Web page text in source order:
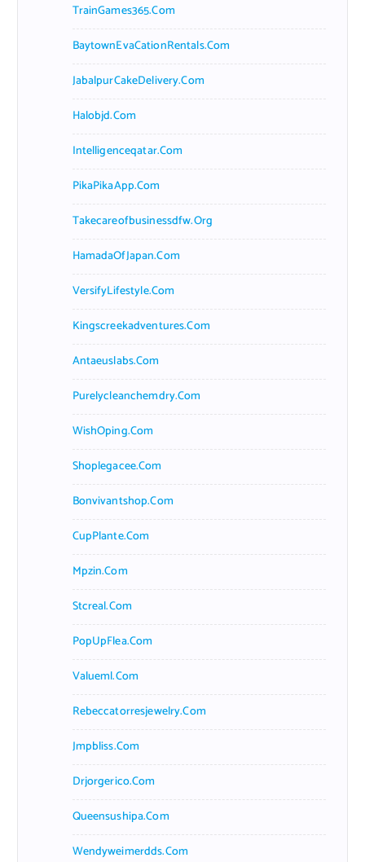
TrainGames365.com
BaytownEvaCationRentals.com
JabalpurCakeDelivery.com
Halobjd.com
Intelligenceqatar.com
PikaPikaApp.com
Takecareofbusinessdfw.org
HamadaOfJapan.com
VersifyLifestyle.com
Kingscreekadventures.com
Antaeuslabs.com
Purelycleanchemdry.com
WishOping.com
Shoplegacee.com
Bonvivantshop.com
CupPlante.com
Mpzin.com
Stcreal.com
PopUpFlea.com
Valueml.com
Rebeccatorresjewelry.com
Jmpbliss.com
Drjorgerico.com
Queensushipa.com
Wendyweimerdds.com